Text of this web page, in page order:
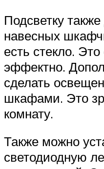
Подсветку
навесных
есть стекло.
эффектно.
сделать
шкафами. Это
комнату.
Также можно
светодиодную